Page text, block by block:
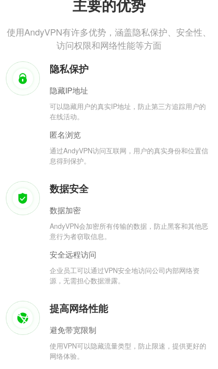
主要的优势
使用AndyVPN有许多优势，涵盖隐私保护、安全性、
访问权限和网络性能等方面
隐私保护
隐藏IP地址
可以隐藏用户的真实IP地址，防止第三方追踪用户的
在线活动。
匿名浏览
通过AndyVPN访问互联网，用户的真实身份和位置信
息得到保护。
数据安全
数据加密
AndyVPN会加密所有传输的数据，防止黑客和其他恶
意行为者窃取信息。
安全远程访问
企业员工可以通过VPN安全地访问公司内部网络资
源，无需担心数据泄露。
提高网络性能
避免带宽限制
使用VPN可以隐藏流量类型，防止限速，提供更好的
网络体验。